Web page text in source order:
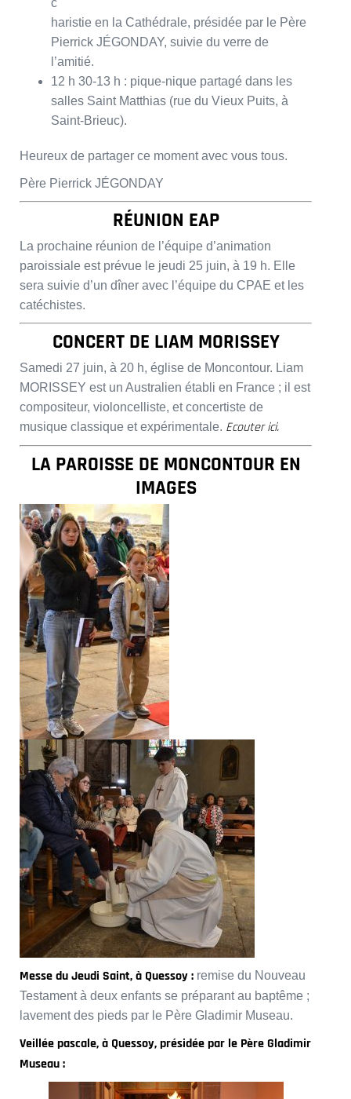
haristie en la Cathédrale, présidée par le Père
Pierrick JÉGONDAY, suivie du verre de
l’amitié.
12 h 30-13 h : pique-nique partagé dans les
salles Saint Matthias (rue du Vieux Puits, à
Saint-Brieuc).
Heureux de partager ce moment avec vous tous.
Père Pierrick JÉGONDAY
RÉUNION EAP
La prochaine réunion de l’équipe d’animation
paroissiale est prévue le jeudi 25 juin, à 19 h. Elle
sera suivie d’un dîner avec l’équipe du CPAE et les
catéchistes.
CONCERT DE LIAM MORISSEY
Samedi 27 juin, à 20 h, église de Moncontour. Liam
MORISSEY est un Australien établi en France ; il est
compositeur, violoncelliste, et concertiste de
musique classique et expérimentale. Ecouter ici.
LA PAROISSE DE MONCONTOUR EN
IMAGES
Messe du Jeudi Saint, à Quessoy : remise du Nouveau
Testament à deux enfants se préparant au baptême ;
lavement des pieds par le Père Gladimir Museau.
Veillée pascale, à Quessoy, présidée par le Père Gladimir
Museau :